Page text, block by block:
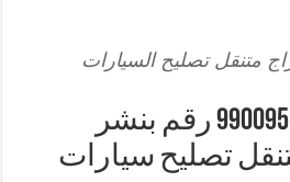
متنقل تصليح السيارات
بنشر النهضة 99009551 رقم بنشر
تصليح سيارات